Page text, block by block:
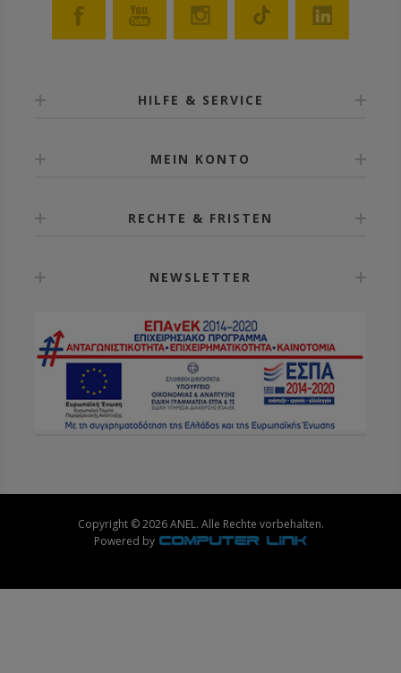
HILFE & SERVICE
MEIN KONTO
RECHTE & FRISTEN
NEWSLETTER
Copyright © 2026 ANEL. Alle Rechte vorbehalten.
Powered by